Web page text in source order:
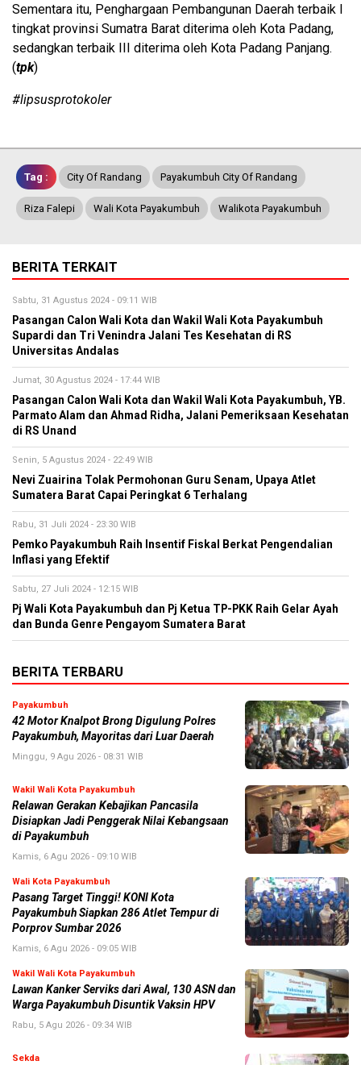
Sementara itu, Penghargaan Pembangunan Daerah terbaik I
tingkat provinsi Sumatra Barat diterima oleh Kota Padang,
sedangkan terbaik III diterima oleh Kota Padang Panjang.
(tpk)
#lipsusprotokoler
Tag : City Of Randang Payakumbuh City Of Randang
Riza Falepi Wali Kota Payakumbuh Walikota Payakumbuh
BERITA TERKAIT
Sabtu, 31 Agustus 2024 - 09:11 WIB
Pasangan Calon Wali Kota dan Wakil Wali Kota Payakumbuh
Supardi dan Tri Venindra Jalani Tes Kesehatan di RS
Universitas Andalas
Jumat, 30 Agustus 2024 - 17:44 WIB
Pasangan Calon Wali Kota dan Wakil Wali Kota Payakumbuh, YB.
Parmato Alam dan Ahmad Ridha, Jalani Pemeriksaan Kesehatan
di RS Unand
Senin, 5 Agustus 2024 - 22:49 WIB
Nevi Zuairina Tolak Permohonan Guru Senam, Upaya Atlet
Sumatera Barat Capai Peringkat 6 Terhalang
Rabu, 31 Juli 2024 - 23:30 WIB
Pemko Payakumbuh Raih Insentif Fiskal Berkat Pengendalian
Inflasi yang Efektif
Sabtu, 27 Juli 2024 - 12:15 WIB
Pj Wali Kota Payakumbuh dan Pj Ketua TP-PKK Raih Gelar Ayah
dan Bunda Genre Pengayom Sumatera Barat
BERITA TERBARU
Payakumbuh
42 Motor Knalpot Brong Digulung Polres
Payakumbuh, Mayoritas dari Luar Daerah
Minggu, 9 Agu 2026 - 08:31 WIB
Wakil Wali Kota Payakumbuh
Relawan Gerakan Kebajikan Pancasila
Disiapkan Jadi Penggerak Nilai Kebangsaan
di Payakumbuh
Kamis, 6 Agu 2026 - 09:10 WIB
Wali Kota Payakumbuh
Pasang Target Tinggi! KONI Kota
Payakumbuh Siapkan 286 Atlet Tempur di
Porprov Sumbar 2026
Kamis, 6 Agu 2026 - 09:05 WIB
Wakil Wali Kota Payakumbuh
Lawan Kanker Serviks dari Awal, 130 ASN dan
Warga Payakumbuh Disuntik Vaksin HPV
Rabu, 5 Agu 2026 - 09:34 WIB
Sekda